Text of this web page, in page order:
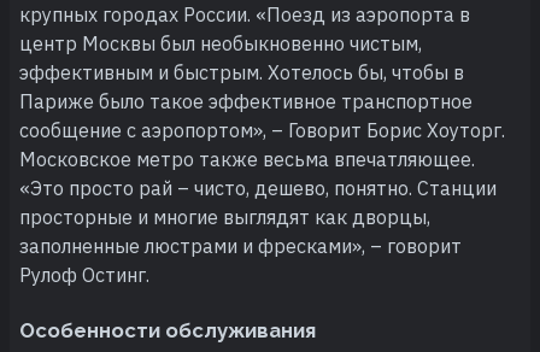
крупных городах России. «Поезд из аэропорта в
центр Москвы был необыкновенно чистым,
эффективным и быстрым. Хотелось бы, чтобы в
Париже было такое эффективное транспортное
сообщение с аэропортом», – Говорит Борис Хоуторг.
Московское метро также весьма впечатляющее.
«Это просто рай – чисто, дешево, понятно. Станции
просторные и многие выглядят как дворцы,
заполненные люстрами и фресками», – говорит
Рулоф Остинг.
Особенности обслуживания